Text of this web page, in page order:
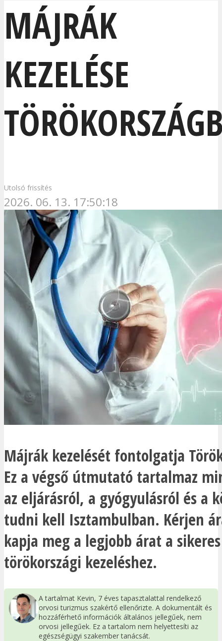
MÁJRÁK
KEZELÉSE
Utolsó frissítés
2026. 06. 13. 17:50:18
Májrák kezelését fontolgatja
Ez a végső útmutató tartalmaz
az eljárásról, a gyógyulásról és a
tudni kell Isztambulban. Kérjen
kapja meg a legjobb árat a sikeres
törökországi kezeléshez.
A tartalmat Kevin, 7 éves tapasztalattal rendelkező
orvosi turizmus szakértő ellenőrizte. A dokumentált és
hozzáférhető információk általános jellegűek, nem
orvosi jellegűek. Ez a tartalom nem helyettesíti az
egészségügyi szakember tanácsát.